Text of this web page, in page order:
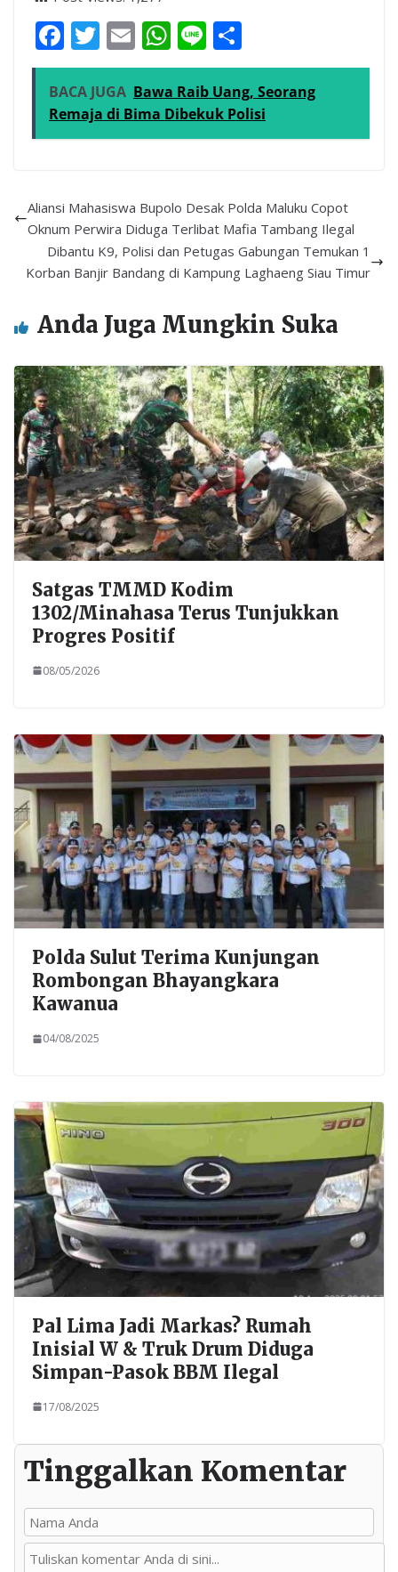
F
ac
e
b
o
k
T
w
itt
er
E
m
ai
l
W
h
at
s
A
p
Li
n
e
h
ar
e
BACA JUGA Bawa Raib Uang, Seorang
Remaja di Bima Dibekuk Polisi
Aliansi Mahasiswa Bupolo Desak Polda Maluku Copot
Oknum Perwira Diduga Terlibat Mafia Tambang Ilegal
Dibantu K9, Polisi dan Petugas Gabungan Temukan 1
Korban Banjir Bandang di Kampung Laghaeng Siau Timur
Anda Juga Mungkin Suka
Satgas TMMD Kodim
1302/Minahasa Terus Tunjukkan
Progres Positif
08/05/2026
Polda Sulut Terima Kunjungan
Rombongan Bhayangkara
Kawanua
04/08/2025
Pal Lima Jadi Markas? Rumah
Inisial W & Truk Drum Diduga
Simpan-Pasok BBM Ilegal
17/08/2025
Tinggalkan Komentar